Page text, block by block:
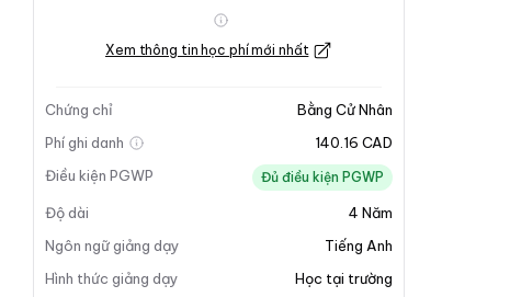
Xem thông tin học phí mới nhất
Chứng chỉ
Bằng Cử Nhân
Phí ghi danh
140.16 CAD
Điều kiện PGWP
Đủ điều kiện PGWP
Độ dài 4 Năm
Ngôn ngữ giảng dạy
Tiếng Anh
Hình thức giảng dạy
Học tại trường